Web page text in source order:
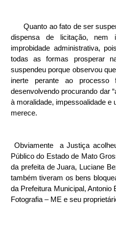
      Quanto ao fato de ser suspenso o ato de contratação da empresa por
dispensa de licitação, nem
improbidade administrativa,
todas as formas prosperar
suspendeu porque observou
inerte perante ao processo
desenvolvendo procurando dar
à moralidade, impessoalidade
merece.
Público do Estado de Mato
da prefeita de Juara, Luciane
também tiveram os bens
da Prefeitura Municipal,
Fotografia – ME e seu